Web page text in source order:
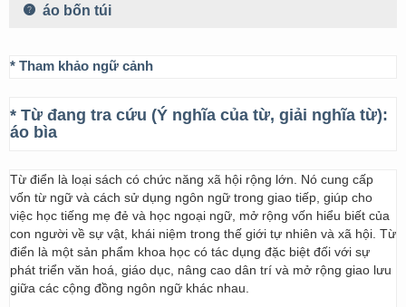
áo bốn túi
* Tham khảo ngữ cảnh
* Từ đang tra cứu (Ý nghĩa của từ, giải nghĩa từ):
áo bìa
Từ điển là loại sách có chức năng xã hội rộng lớn. Nó cung cấp
vốn từ ngữ và cách sử dụng ngôn ngữ trong giao tiếp, giúp cho
việc học tiếng mẹ đẻ và học ngoại ngữ, mở rộng vốn hiểu biết của
con người về sự vật, khái niệm trong thế giới tự nhiên và xã hội. Từ
điển là một sản phẩm khoa học có tác dụng đặc biệt đối với sự
phát triển văn hoá, giáo dục, nâng cao dân trí và mở rộng giao lưu
giữa các cộng đồng ngôn ngữ khác nhau.